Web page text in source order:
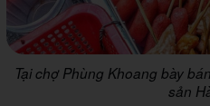
Tại chợ Phùng Khoang bày
sản